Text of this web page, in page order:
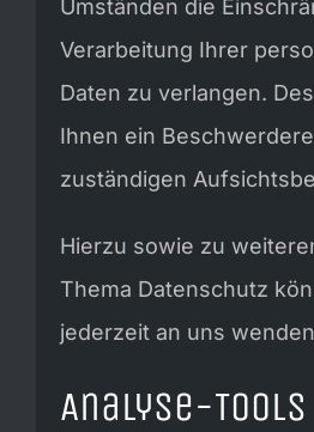
Umständen die
Verarbeitung Ihrer
Daten zu verlangen.
Ihnen ein
zuständigen
Hierzu sowie zu
Thema Datenschutz
jederzeit an uns
Analyse-Tools